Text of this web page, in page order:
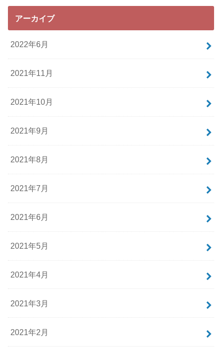
アーカイブ
2022年6月
2021年11月
2021年10月
2021年9月
2021年8月
2021年7月
2021年6月
2021年5月
2021年4月
2021年3月
2021年2月